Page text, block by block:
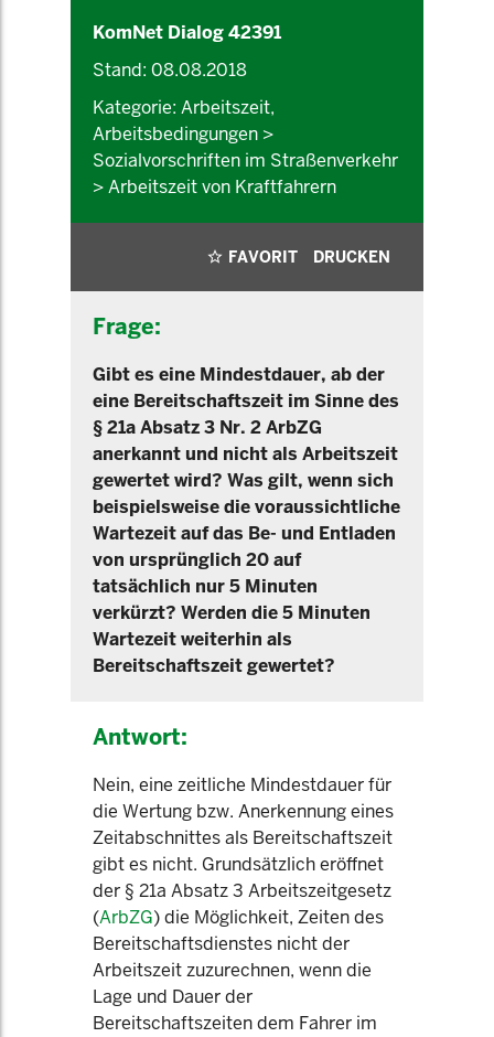
KomNet Dialog 42391
Stand: 08.08.2018
Kategorie: Arbeitszeit,
Arbeitsbedingungen >
Sozialvorschriften im Straßenverkehr
> Arbeitszeit von Kraftfahrern
FAVORIT DRUCKEN
Frage:
Gibt es eine Mindestdauer, ab der
eine Bereitschaftszeit im Sinne des
§ 21a Absatz 3 Nr. 2 ArbZG
anerkannt und nicht als Arbeitszeit
gewertet wird? Was gilt, wenn sich
beispielsweise die voraussichtliche
Wartezeit auf das Be- und Entladen
von ursprünglich 20 auf
tatsächlich nur 5 Minuten
verkürzt? Werden die 5 Minuten
Wartezeit weiterhin als
Bereitschaftszeit gewertet?
Antwort:
Nein, eine zeitliche Mindestdauer für
die Wertung bzw. Anerkennung eines
Zeitabschnittes als Bereitschaftszeit
gibt es nicht. Grundsätzlich eröffnet
der § 21a Absatz 3 Arbeitszeitgesetz
(ArbZG) die Möglichkeit, Zeiten des
Bereitschaftsdienstes nicht der
Arbeitszeit zuzurechnen, wenn die
Lage und Dauer der
Bereitschaftszeiten dem Fahrer im